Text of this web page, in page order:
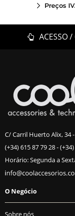
Preços
ACESSO
C/ Carril Huerto Alix, 34
(+34) 615 87 79 28-
Horário: Segunda a
O Negócio
Sobre nós